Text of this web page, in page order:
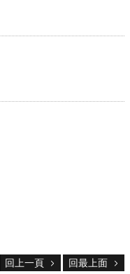
回上一頁 回最上面